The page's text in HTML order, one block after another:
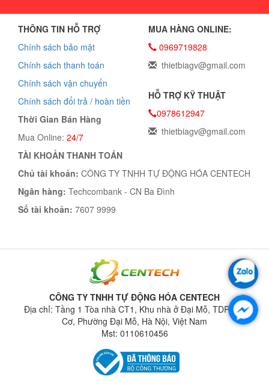
THÔNG TIN HỖ TRỢ
Chính sách bảo mật
Chính sách thanh toán
Chính sách vận chuyển
Chính sách đổi trả / hoàn tiền
Thời Gian Bán Hàng
Mua Online: 24/7
MUA HÀNG ONLINE:
0969719828
thietbiagv@gmail.com
HỖ TRỢ KỸ THUẬT
0978612947
thietbiagv@gmail.com
TÀI KHOẢN THANH TOÁN
Chủ tài khoản: CÔNG TY TNHH TỰ ĐỘNG HÓA CENTECH
Ngân hàng: Techcombank - CN Ba Đình
Số tài khoản: 7607 9999
CÔNG TY TNHH TỰ ĐỘNG HÓA CENTECH
Địa chỉ: Tầng 1 Tòa nhà CT1, Khu nhà ở Đại Mỗ, TDP Liên
Cơ, Phường Đại Mỗ, Hà Nội, Việt Nam
Mst: 0110610456